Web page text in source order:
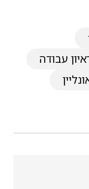
עבודה